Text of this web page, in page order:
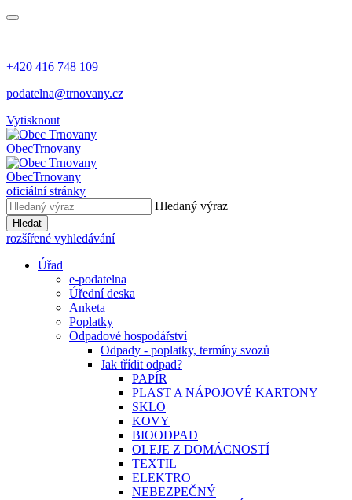
+420 416 748 109
podatelna@trnovany.cz
Vytisknout
ObecTrnovany
ObecTrnovany
oficiální stránky
Hledaný výraz
Hledat
rozšířené vyhledávání
Úřad
e-podatelna
Úřední deska
Anketa
Poplatky
Odpadové hospodářství
Odpady - poplatky, termíny svozů
Jak třídit odpad?
PAPÍR
PLAST A NÁPOJOVÉ KARTONY
SKLO
KOVY
BIOODPAD
OLEJE Z DOMÁCNOSTÍ
TEXTIL
ELEKTRO
NEBEZPEČNÝ